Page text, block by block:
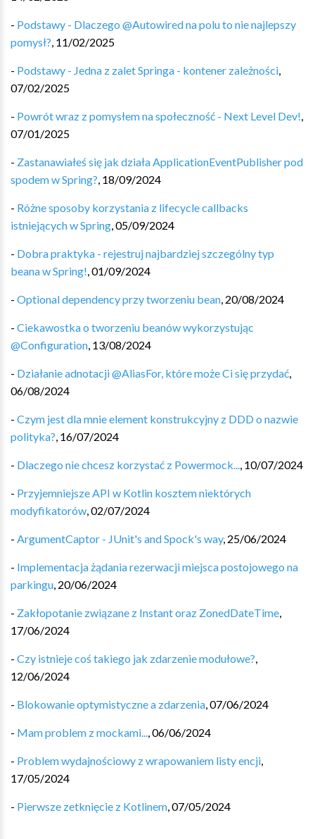
- Podstawy - Dlaczego @Autowired na polu to nie najlepszy
pomysł?, 11/02/2025
- Podstawy - Jedna z zalet Springa - kontener zależności,
07/02/2025
- Powrót wraz z pomysłem na społeczność - Next Level Dev!,
07/01/2025
- Zastanawiałeś się jak działa ApplicationEventPublisher pod
spodem w Spring?, 18/09/2024
- Różne sposoby korzystania z lifecycle callbacks
istniejących w Spring,05/09/2024
- Dobra praktyka - rejestruj najbardziej szczególny typ
beana w Spring!,01/09/2024
- Optional dependency przy tworzeniu bean, 20/08/2024
- Ciekawostka o tworzeniu beanów wykorzystując
@Configuration, 13/08/2024
- Działanie adnotacji @AliasFor, które może Ci się przydać,
06/08/2024
- Czym jest dla mnie element konstrukcyjny z DDD o nazwie
polityka?, 16/07/2024
- Dlaczego nie chcesz korzystać z Powermock..., 10/07/2024
- Przyjemniejsze API w Kotlin kosztem niektórych
modyfikatorów,02/07/2024
- ArgumentCaptor - JUnit's and Spock's way, 25/06/2024
- Implementacja żądania rezerwacji miejsca postojowego na
parkingu, 20/06/2024
- Zakłopotanie związane z Instant oraz ZonedDateTime,
17/06/2024
- Czy istnieje coś takiego jak zdarzenie modułowe?,
12/06/2024
- Blokowanie optymistyczne a zdarzenia,07/06/2024
- Mam problem z mockami...,06/06/2024
- Problem wydajnościowy z wrapowaniem listy encji,
17/05/2024
- Pierwsze zetknięcie z Kotlinem,07/05/2024